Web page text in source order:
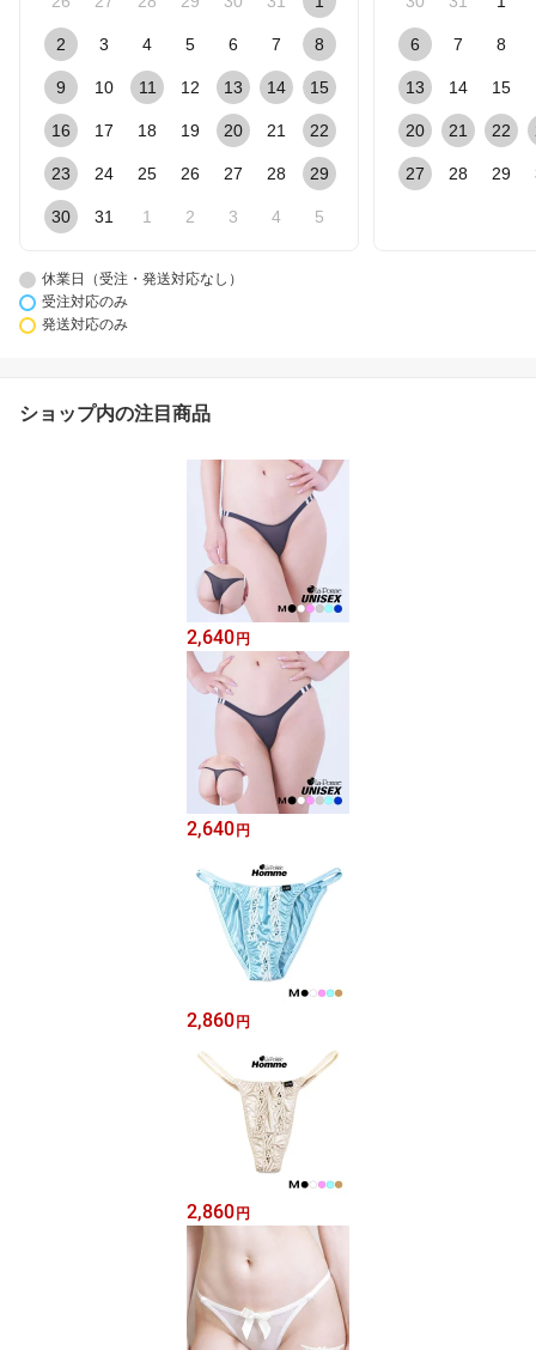
2 3 4 5 6 7 8
9 10 11 12 13 14 15
16 17 18 19 20 21 22
23 24 25 26 27 28 29
30 31 1 2 3 4 5
6 7 8
13 14 15
20 21 22
27 28 29
休業日（受注・発送対応なし）
受注対応のみ
発送対応のみ
ショップ内の注目商品
2,640円
2,640円
2,860円
2,860円